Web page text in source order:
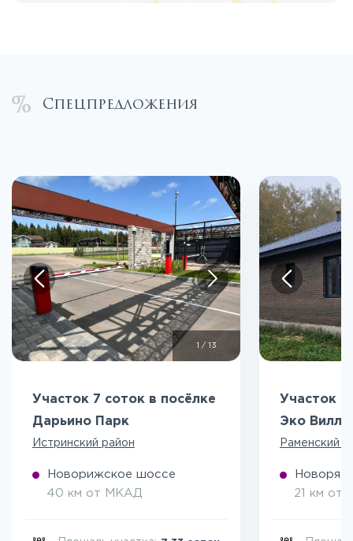
Спецпредложения
/ 13
Участок 7 соток в посёлке
Дарьино Парк
Истринский район
Новорижское шоссе
40 км от МКАД
Участок 5
Эко
Раменский
21 км от